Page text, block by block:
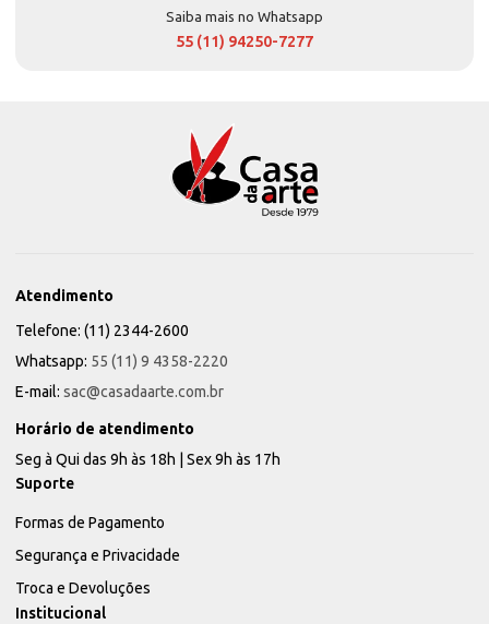
Saiba mais no Whatsapp
55 (11) 94250-7277
Atendimento
Telefone: (11) 2344-2600
Whatsapp: 55 (11) 9 4358-2220
E-mail: sac@casadaarte.com.br
Horário de atendimento
Seg à Qui das 9h às 18h | Sex 9h às 17h
Suporte
Formas de Pagamento
Segurança e Privacidade
Troca e Devoluções
Institucional